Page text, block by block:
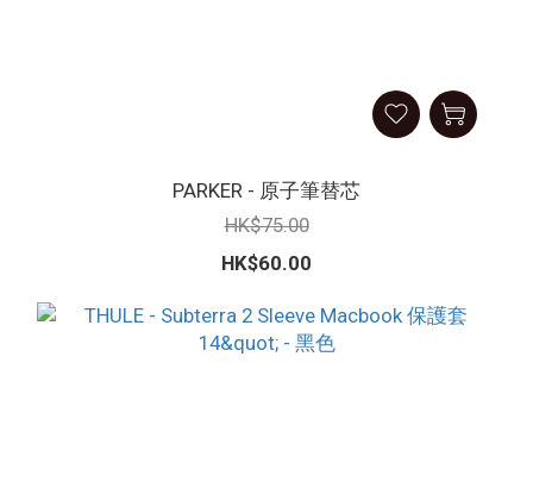
PARKER - 原子筆替芯
HK$75.00
HK$60.00